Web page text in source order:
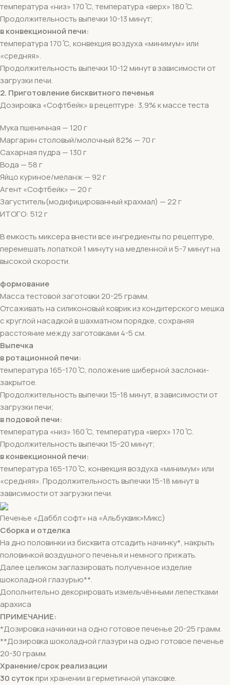
температура «низ» 170 ̊С, температура «верх» 180 ̊С.
Продолжительность выпечки 10-13 минут;
в конвекционной печи:
температура 170 ̊С, конвекция воздуха «минимум» или
«средняя».
Продолжительность выпечки 10-12 минут в зависимости от
загрузки печи.
2. Приготовление бисквитного печенья
Дозировка «Софтбейк» в рецептуре: 3,9% к массе теста
Мука пшеничная — 120 г
Маргарин столовый/молочный 82% — 70 г
Сахарная пудра — 130 г
Вода — 58 г
Яйцо куриное/меланж — 92 г
Агент «Софтбейк» — 20 г
Загуститель(модифицированный крахмал) — 22 г
ИТОГО: 512 г
В емкость миксера внести все ингредиенты по рецептуре,
перемешать лопаткой 1 минуту на медленной и 5-7 минут на
высокой скорости.
формование
Масса тестовой заготовки 20-25 грамм.
Отсаживать на силиконовый коврик из кондитерского мешка
с круглой насадкой в шахматном порядке, сохраняя
расстояние между заготовками 4-5 см.
Выпечка
в ротационной печи:
температура 165-170 ̊С, положение шиберной заслонки-
закрытое.
Продолжительность выпечки 15-18 минут, в зависимости от
загрузки печи;
в подовой печи:
температура «низ» 160 ̊С, температура «верх» 170 ̊С.
Продолжительность выпечки 15-20 минут;
в конвекционной печи:
температура 165-170 ̊С, конвекция воздуха «минимум» или
«средняя». Продолжительность выпечки 15-18 минут в
зависимости от загрузки печи.
Печенье «Даббл софт» на «Альбуквик»Микс)
Сборка и отделка
На дно половинки из бисквита отсадить начинку*, накрыть
половинкой воздушного печенья и немного прижать.
Далее целиком заглазировать полученное изделие
шоколадной глазурью**.
Дополнительно декорировать измельчёнными лепестками
арахиса
ПРИМЕЧАНИЕ:
*Дозировка начинки на одно готовое печенье 20-25 грамм.
**Дозировка шоколадной глазури на одно готовое печенье
20-30 грамм.
Хранение/срок реализации
30 сутокпри хранении в герметичной упаковке.